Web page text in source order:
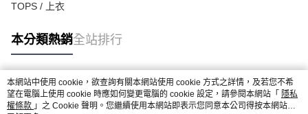
TOPS / 上衣
本分類熱銷全站排行
熱門標籤
本網站中使用 cookie，欲查詢有關本網站使用 cookie 方式之詳情，及若您不希
望在電腦上使用 cookie 時應如何變更電腦的 cookie 設定，請參閱本網站「 隱私
權條款 」之 Cookie 聲明。您繼續使用本網站即表示您同意本公司得按本網站使